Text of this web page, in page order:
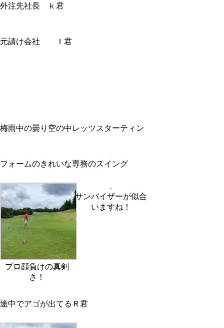
外注先社長 ｋ君
元請け会社 Ｉ君
梅雨中の曇り空の中レッツスターティン
フォームのきれいな専務のスイング
プロ顔負けの真剣
さ！
サンバイザーが似合
いますね！
途中でアゴが出てるＲ君